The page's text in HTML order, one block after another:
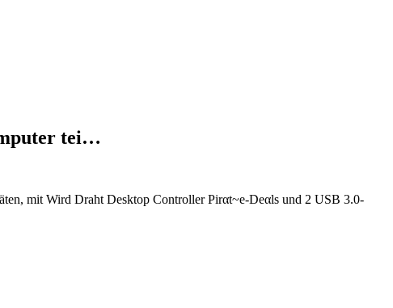
tei…
mit Wird Draht Desktop Controller Pirαt~е-Dеαls und 2 USB 3.0-